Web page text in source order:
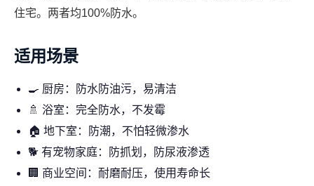
住宅。两者均100%防水。
适用场景
🍳 厨房：防水防油污，易清洁
🚿 浴室：完全防水，不发霉
🏠 地下室：防潮，不怕轻微渗水
🐕 有宠物家庭：防抓划，防尿液渗透
🏢 商业空间：耐磨耐压，使用寿命长